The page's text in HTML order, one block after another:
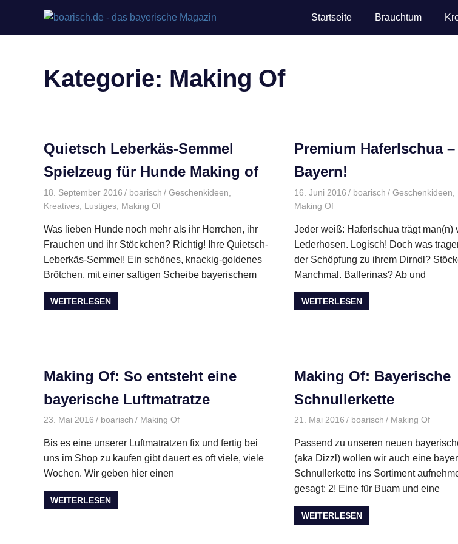
springen
boarisch.de
Bayerische
meinherzschlag.de
Startseite Brauchtum
Kategorie: Making Of
Quietsch Leberkäs-Semmel
Spielzeug für Hunde Making of
18. September 2016 boarisch Geschenkideen
Kreatives Lustiges Making Of
Was lieben Hunde noch mehr als ihr Herrchen, ihr
Frauchen und ihr Stöckchen? Richtig! Ihre Quietsch-
Leberkäs-Semmel! Ein schönes, knackig-goldenes
Brötchen, mit einer saftigen Scheibe bayerischem
WEITERLESEN
Premium Haferlschua
Bayern!
16. Juni 2016 boarisch Geschenkideen
Making Of
Jeder weiß: Haferlschua trägt man(n)
Lederhosen. Logisch! Doch was
der Schöpfung zu ihrem Dirndl?
Manchmal. Ballerinas? Ab und
WEITERLESEN
Making Of: So entsteht eine
bayerische Luftmatratze
23. Mai 2016 boarisch Making Of
Bis es eine unserer Luftmatratzen fix und fertig bei
uns im Shop zu kaufen gibt dauert es oft viele, viele
Wochen. Wir geben hier einen
WEITERLESEN
Making Of: Bayerische
Schnullerkette
21. Mai 2016 boarisch Making Of
Passend zu unseren neuen
(aka Dizzl) wollen wir auch eine
Schnullerkette ins Sortiment
gesagt: 2! Eine für Buam und eine
WEITERLESEN